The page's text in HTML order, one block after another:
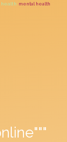
health mental health